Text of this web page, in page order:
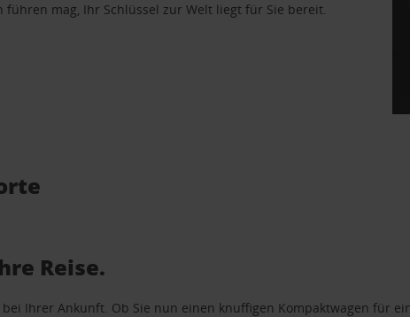
führen mag, Ihr Schlüssel zur Welt liegt für Sie bereit.
Reise.
Ihrer Ankunft. Ob Sie nun einen knuffigen Kompaktwagen für